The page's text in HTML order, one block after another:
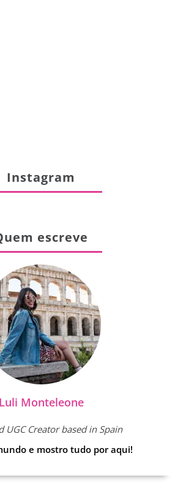
Instagram
escreve
Luli Monteleone
UGC Creator based in Spain
e mostro tudo por aqui!